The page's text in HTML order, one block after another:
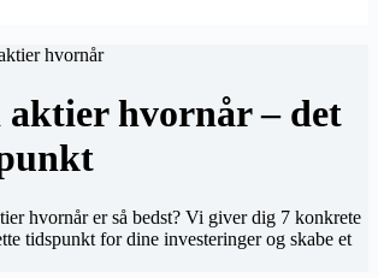
aktier hvornår – det
hvornår er så bedst? Vi giver dig 7 konkrete
tidspunkt for dine investeringer og skabe et